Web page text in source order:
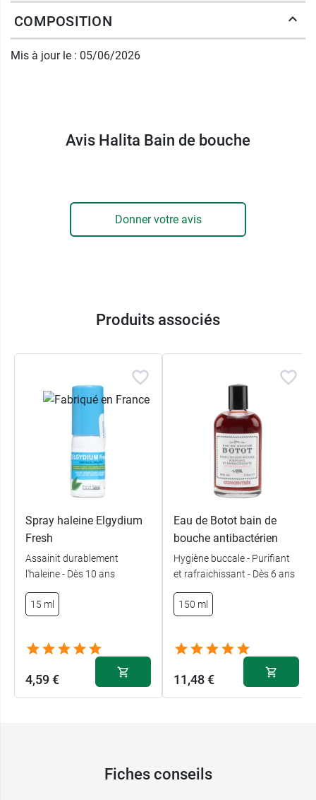
les bactéries responsables de l'halitose. En
parallèle, l'absence d'alcool dans ce bain de
bouche contribue à préserver les "bonnes"
bactéries de la flore buccale. De par son effet
parodontite.
une agréable sensation de fraîcheur dans la
bouche. Son utilisation peut être associée à celle
gratte-langue Halitaou de pastilles pour la
Conditionnement :Flacon de 500 ml avec godet
COMPOSITION
Mis à jour le : 05/06/2026
Avis Halita Bain de bouche
Donner votre avis
Produits associés
Spray haleine Elgydium
Fresh
Assainit durablement
l'haleine - Dès 10 ans
15 ml
4,59 €
Eau de Botot bain de
bouche antibactérien
Hygiène buccale - Purifiant
et rafraichissant - Dès 6 ans
150 ml
11,48 €
Fiches conseils